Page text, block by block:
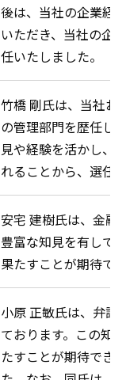
後は、当社の企業経
いただき、当社の企
任いたしました。
竹橋 剛氏は、当社お
の管理部門を歴任し
見や経験を活かし、
れることから、選任
安宅 建樹氏は、金融
豊富な知見を有して
果たすことが期待で
小原 正敏氏は、弁護
ております。この知
たすことが期待でき